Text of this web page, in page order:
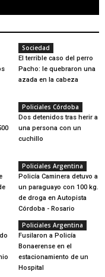
Sociedad
El terrible caso del perro
Pacho: le quebraron una
azada en la cabeza
Policiales Córdoba
Dos detenidos tras herir a
una persona con un
cuchillo
Policiales Argentina
Policía Caminera detuvo a
un paraguayo con 100 kg.
de droga en Autopista
Córdoba - Rosario
Policiales Argentina
Fusilaron a Policía
Bonaerense en el
estacionamiento de un
Hospital